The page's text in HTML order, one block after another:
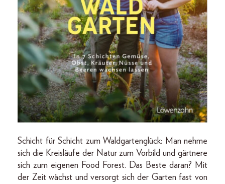
Schicht für Schicht zum Waldgartenglück: Man nehme
sich die Kreisläufe der Natur zum Vorbild und gärtnere
sich zum eigenen Food Forest. Das Beste daran? Mit
der Zeit wächst und versorgt sich der Garten fast von